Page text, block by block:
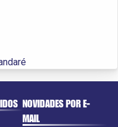
NOVIDADES POR E-
MAIL